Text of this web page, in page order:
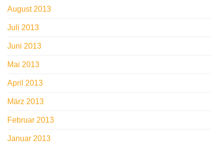
August 2013
Juli 2013
Juni 2013
Mai 2013
April 2013
März 2013
Februar 2013
Januar 2013